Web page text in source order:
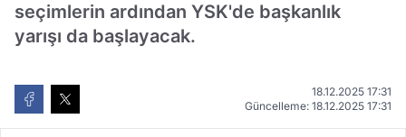
seçimlerin ardından YSK'de başkanlık
yarışı da başlayacak.
18.12.2025 17:31
Güncelleme: 18.12.2025 17:31